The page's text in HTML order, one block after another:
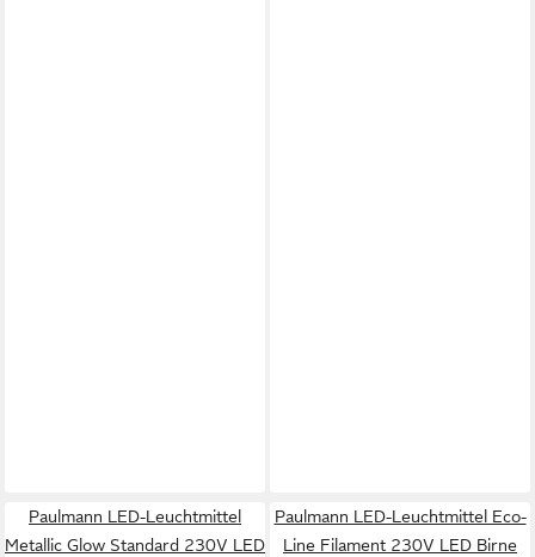
Paulmann LED-Leuchtmittel
Metallic Glow Standard 230V LED
Paulmann LED-Leuchtmittel Eco-
Line Filament 230V LED Birne